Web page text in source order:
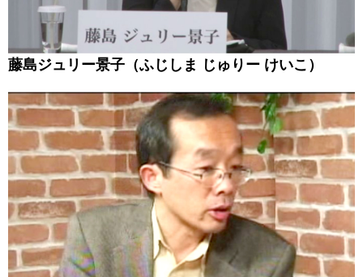
藤島ジュリー景子（ふじしま じゅりー けいこ）